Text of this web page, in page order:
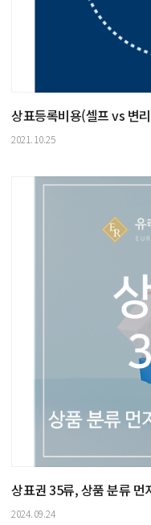
상표등록비용(셀프 vs 변
2021.10.25
상표권 35류, 상품 분류 먼
2024.09.24